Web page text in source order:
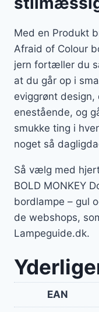
Med en Produkt
Afraid of Colour
jern fortæller du
at du går op i
eviggrønt
enestående, og
smukke ting i
noget så
Så vælg med
BOLD MONKEY
bordlampe – gul
de webshops,
Lampeguide.dk.
EAN